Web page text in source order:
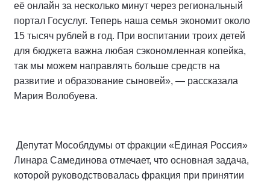
её онлайн за несколько минут через региональный
портал Госуслуг. Теперь наша семья экономит около
15 тысяч рублей в год. При воспитании троих детей
для бюджета важна любая сэкономленная копейка,
так мы можем направлять больше средств на
развитие и образование сыновей», — рассказала
Мария Волобуева.
Депутат Мособлдумы от фракции «Единая Россия»
Линара Самединова отмечает, что основная задача,
которой руководствовалась фракция при принятии